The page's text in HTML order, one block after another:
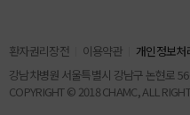
환자권리장전 이용약관 개인정보처
강남차병원 서울특별시 강남구 논현로
COPYRIGHT © 2018 CHAMC, ALL